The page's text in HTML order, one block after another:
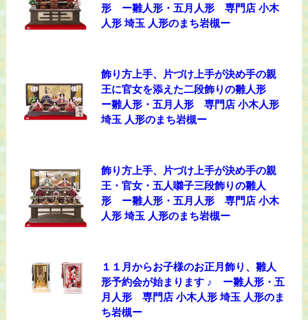
形 ー雛人形・五月人形 専門店 小木
人形 埼玉 人形のまち岩槻ー
飾り方上手、片づけ上手が決め手の親
王に官女を添えた二段飾りの雛人形
ー雛人形・五月人形 専門店 小木人形
埼玉 人形のまち岩槻ー
飾り方上手、片づけ上手が決め手の親
王・官女・五人囃子三段飾りの雛人
形 ー雛人形・五月人形 専門店 小木
人形 埼玉 人形のまち岩槻ー
１１月からお子様のお正月飾り、雛人
形予約会が始まります ♪ ー雛人形・五
月人形 専門店 小木人形 埼玉 人形のま
ち岩槻ー